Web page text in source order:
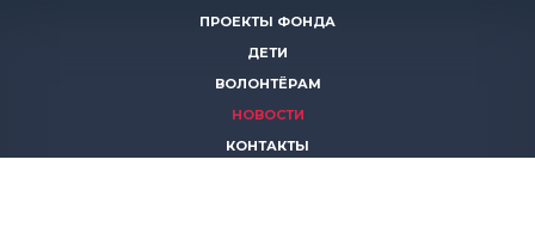
ПРОЕКТЫ ФОНДА
ДЕТИ
ВОЛОНТЁРАМ
НОВОСТИ
КОНТАКТЫ